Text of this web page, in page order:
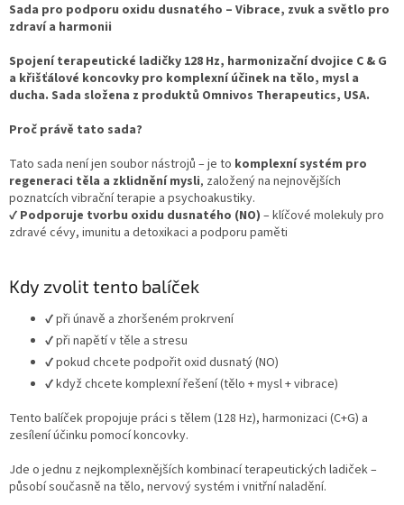
Sada pro podporu oxidu dusnatého – Vibrace, zvuk a světlo pro
zdraví a harmonii
Spojení terapeutické ladičky 128 Hz, harmonizační dvojice C & G
a křišťálové koncovky pro komplexní účinek na tělo, mysl a
ducha. Sada složena z produktů Omnivos Therapeutics, USA.
Proč právě tato sada?
Tato sada není jen soubor nástrojů – je to komplexní systém pro
regeneraci těla a zklidnění mysli, založený na nejnovějších
poznatcích vibrační terapie a psychoakustiky.
✔ Podporuje tvorbu oxidu dusnatého (NO) – klíčové molekuly pro
zdravé cévy, imunitu a detoxikaci a podporu paměti
Kdy zvolit tento balíček
✔ při únavě a zhoršeném prokrvení
✔ při napětí v těle a stresu
✔ pokud chcete podpořit oxid dusnatý (NO)
✔ když chcete komplexní řešení (tělo + mysl + vibrace)
Tento balíček propojuje práci s tělem (128 Hz), harmonizaci (C+G) a
zesílení účinku pomocí koncovky.
Jde o jednu z nejkomplexnějších kombinací terapeutických ladiček –
působí současně na tělo, nervový systém i vnitřní naladění.